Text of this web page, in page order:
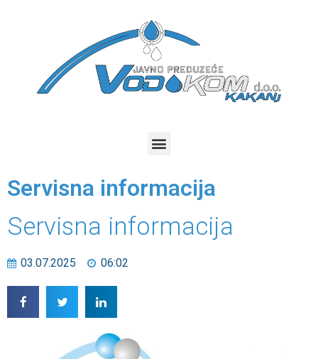
Servisna informacija
Servisna informacija
03.07.2025 06:02